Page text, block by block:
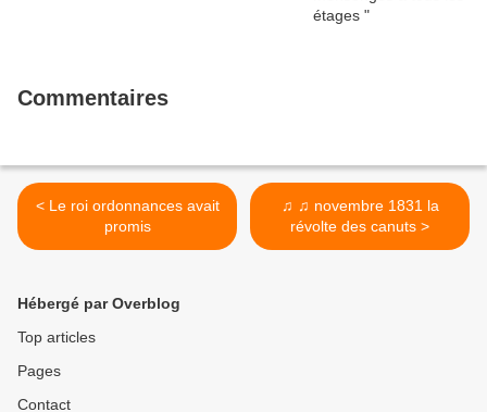
Commentaires
< Le roi ordonnances avait
promis
♫ ♫ novembre 1831 la
révolte des canuts >
Hébergé par Overblog
Top articles
Pages
Contact